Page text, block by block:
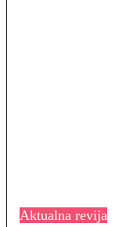
Aktualna revija